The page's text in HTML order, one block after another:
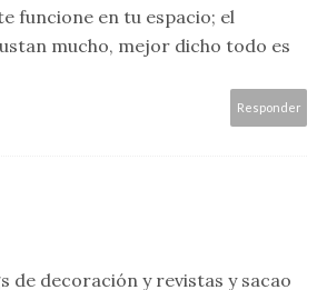
funcione en tu espacio; el
mucho, mejor dicho todo es
Responder
de decoración y revistas y sacao